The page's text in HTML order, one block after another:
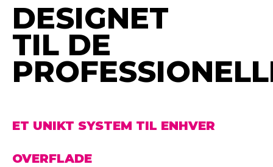
DESIGNET
TIL DE
ET UNIKT SYSTEM TIL ENHVER
OVERFLADE